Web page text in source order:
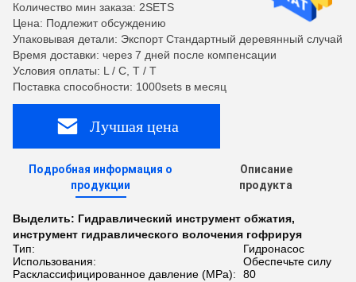
Количество мин заказа: 2SETS
Цена: Подлежит обсуждению
Упаковывая детали: Экспорт Стандартный деревянный случай
Время доставки: через 7 дней после компенсации
Условия оплаты: L / C, T / T
Поставка способности: 1000sets в месяц
Лучшая цена
Подробная информация о
продукции
Описание
продукта
Выделить: Гидравлический инструмент обжатия,
инструмент гидравлического волочения гофрируя
Тип:
Гидронасос
Использования:
Обеспечьте силу
Расклассифицированное давление (MPa):
80